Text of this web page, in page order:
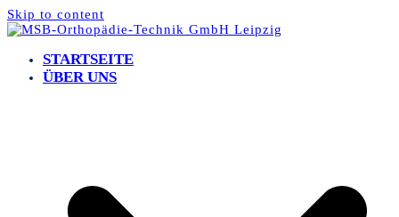
Skip to content
STARTSEITE
ÜBER UNS